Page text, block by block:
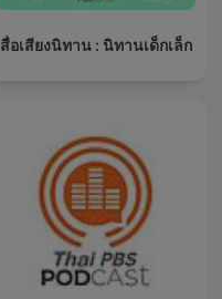
สื่อเสียงนิทาน : นิทานเด็กเล็ก